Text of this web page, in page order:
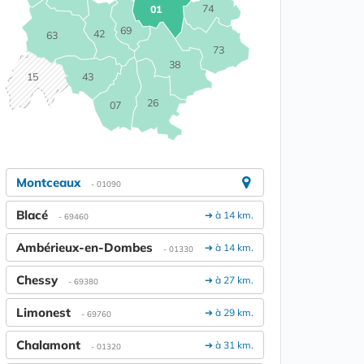
01
07
15
26
38
42
43
63
69
73
74
Montceaux - 01090
➔ à 14 km.
Blacé - 69460
➔ à 14 km.
Ambérieux-en-Dombes - 01330
➔ à 27 km.
Chessy - 69380
➔ à 29 km.
Limonest - 69760
➔ à 31 km.
Chalamont - 01320